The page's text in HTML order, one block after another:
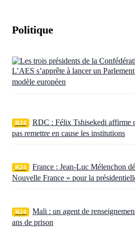
Politique
L’AES s’apprête à lancer un
modèle européen
R24
RDC : Félix Tshisekedi affirme
pas remettre en cause les institutions
R24
France : Jean-Luc Mélenchon
Nouvelle France » pour la
R24
Mali : un agent de
ans de prison